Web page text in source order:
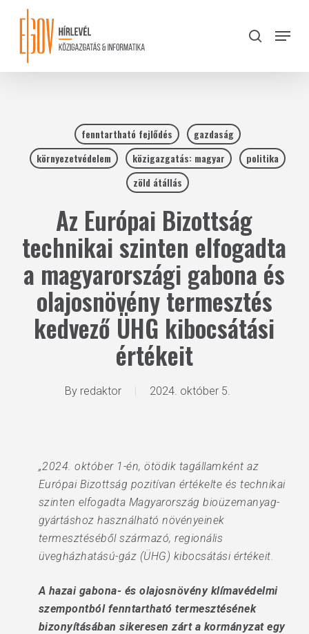
content
search
Menu
fenntartható fejlődés
gazdaság
környezetvédelem
közigazgatás: magyar
politika
zöld átállás
Az Európai Bizottság
technikai szinten elfogadta
a magyarországi gabona és
olajosnövény termesztés
kedvező ÜHG kibocsátási
értékeit
By redaktor 2024. október 5.
„2024. október 1-én, ötödik tagállamként az
Európai Bizottság pozitívan értékelte és technikai
szinten elfogadta Magyarország bioüzemanyag-
gyártáshoz használható növényeinek
termesztéséből származó, regionális
üvegházhatású-gáz (ÜHG) kibocsátási értékeit.
A hazai gabona- és olajosnövény klímavédelmi
szempontból fenntartható termesztésének
bizonyításában sikeresen zárt a kormányzat egy
Close